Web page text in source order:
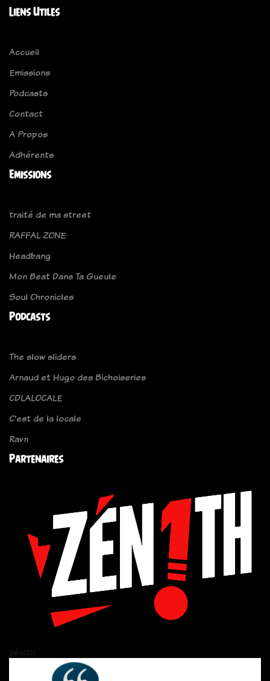
Liens Utiles
Accueil
Emissions
Podcasts
Contact
A Propos
Adhérents
Emissions
traité de ma street
RAFFAL ZONE
Headbang
Mon Beat Dans Ta Gueule
Soul Chronicles
Podcasts
The slow sliders
Arnaud et Hugo des Bichoiseries
CDLALOCALE
C'est de la locale
Ravn
Partenaires